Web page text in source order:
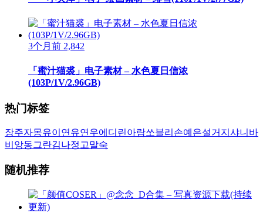
3个月前 2,842
「蜜汁猫裘」电子素材 – 水色夏日信浓
(103P/1V/2.96GB)
热门标签
장주자몽유이 연유연우에디린아람쏘블리 손예은설거지 샤니 바
비앙동그란김나정 고말숙
随机推荐